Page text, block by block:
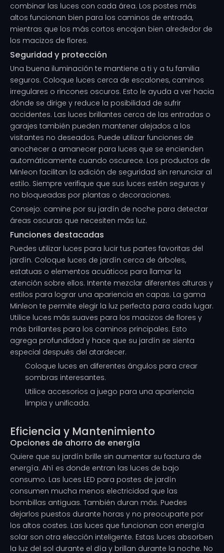
combinar las luces con cada área. Los postes más
altos funcionan bien para los caminos de entrada,
mientras que los más cortos encajan bien alrededor de
los macizos de flores.
Seguridad y protección
Una buena iluminación te mantiene a ti y a tu familia
seguros. Coloque luces cerca de escalones, caminos
irregulares o rincones oscuros. Esto le ayuda a ver hacia
dónde se dirige y reduce la posibilidad de sufrir
accidentes. Las luces brillantes cerca de las entradas o
garajes también pueden mantener alejados a los
visitantes no deseados. Puede utilizar funciones de
anochecer a amanecer para luces que se encienden
automáticamente cuando oscurece. Los productos de
Minleon facilitan la adición de seguridad sin renunciar al
estilo. Siempre verifique que sus luces estén seguras y
no bloqueadas por plantas o decoraciones.
Consejo: camine por su jardín de noche para detectar
áreas oscuras que necesiten más luz.
Funciones destacadas
Puedes utilizar luces para lucir tus partes favoritas del
jardín. Coloque luces de jardín cerca de árboles,
estatuas o elementos acuáticos para llamar la
atención sobre ellos. Intente mezclar diferentes alturas y
estilos para lograr una apariencia en capas. La gama
Minleon te permite elegir la luz perfecta para cada lugar.
Utilice luces más suaves para los macizos de flores y
más brillantes para los caminos principales. Esto
agrega profundidad y hace que su jardín se sienta
especial después del atardecer.
Coloque luces en diferentes ángulos para crear
sombras interesantes.
Utilice accesorios a juego para una apariencia
limpia y unificada.
Eficiencia y Mantenimiento
Opciones de ahorro de energía
Quiere que su jardín brille sin aumentar su factura de
energía. Ahí es donde entran las luces de bajo
consumo. Las luces LED para postes de jardín
consumen mucha menos electricidad que las
bombillas antiguas. También duran más. Puedes
dejarlos puestos durante horas y no preocuparte por
los altos costes. Las luces que funcionan con energía
solar son otra elección inteligente. Estas luces absorben
la luz del sol durante el día y brillan durante la noche. No